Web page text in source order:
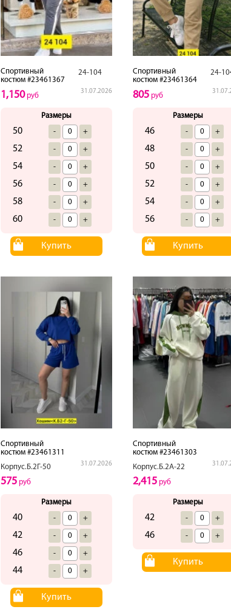
Спортивный
костюм #23461367
24-104
31.07.2026
1,150руб
Размеры
50 - +
52 - +
54 - +
56 - +
58 - +
60 - +
Купить
Спортивный
костюм #23461364
24-
805руб
Размеры
46 - +
48 - +
50 - +
52 - +
54 - +
56 - +
Купить
Спортивный
костюм #23461311
Корпус.Б.2Г-50
31.07.2026
575руб
Размеры
40 - +
42 - +
46 - +
44 - +
Купить
Спортивный
костюм #23461303
Корпус.Б.2А-22
2,415руб
Размеры
42 - +
46 - +
Купить